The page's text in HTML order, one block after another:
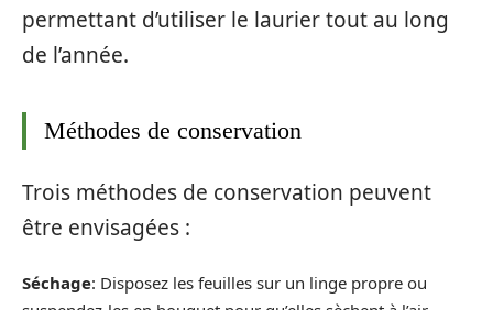
permettant d’utiliser le laurier tout au long
de l’année.
Méthodes de conservation
Trois méthodes de conservation peuvent
être envisagées :
Séchage: Disposez les feuilles sur un linge propre ou